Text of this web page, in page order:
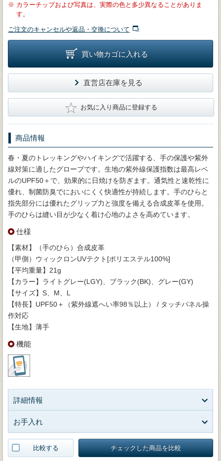
※ カラーチップおよび写真は、実際の色と多少異なることがありま
す。
ご注文のキャンセルや返品・交換について
買い物カゴに入れる
直営店在庫を見る
★ お気に入り商品に登録する
商品情報
春・夏のトレッキングやハイキングで活躍する、手の保護や紫外
線対策に適したグローブです。生地の紫外線保護指数は最高レベ
ルのUPF50＋で、効果的に日焼けを防ぎます。通気性と速乾性に
優れ、制菌防臭でにおいにくく快適性が持続します。手のひらと
指先部分には優れたグリップ力と強度を備える合成皮革を使用。
手のひらは縫い目が少なく着け心地のよさを高めています。
仕様
【素材】（手のひら）合成皮革
（甲側）ウィックロンUVテクト[ポリエステル100%]
【平均重量】21g
【カラー】ライトグレー(LGY)、ブラック(BK)、グレー(GY)
【サイズ】S、M、L
【特長】UPF50＋（紫外線遮へい率98％以上） / タッチパネル操
作対応
【生地】薄手
機能
詳細情報
お手入れ
比較する チェックした商品を比較